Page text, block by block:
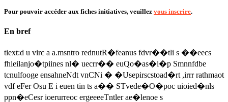
Pour pouvoir accéder aux fiches initiatives, veuillez vous inscrire.
En bref
tiext:d u virc a a.msntro rednutR�feanus fdvr��tli s ��eecs
fhieilanjo�tpiines nl� uecrr�� euQo�as�i�p Smnnfdbe
tcnulfooge ensahneNdt vnCNi � �Usepirscstoad�rt ,irrr rathmaot
vdf eFer Osu E i euen tin ts a�� STvede�O�poc uioied�nls
ppn�eCesr ioerurreoc ergeeeeTntler ae�lenoe s